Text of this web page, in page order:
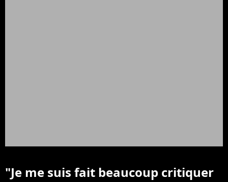
"Je me suis fait beaucoup critiquer